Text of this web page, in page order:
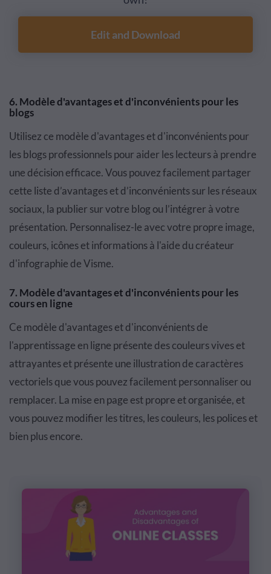
Edit and Download
6. Modèle d'avantages et d'inconvénients pour les
blogs
Utilisez ce modèle d'avantages et d'inconvénients pour
les blogs professionnels pour aider les lecteurs à prendre
une décision efficace. Vous pouvez facilement partager
cette liste d’avantages et d’inconvénients sur les réseaux
sociaux, la publier sur votre blog ou l’intégrer à votre
présentation. Personnalisez-le avec votre propre image,
couleurs, icônes et informations à l'aide du créateur
d'infographie de Visme.
7. Modèle d'avantages et d'inconvénients pour les
cours en ligne
Ce modèle d'avantages et d'inconvénients de
l'apprentissage en ligne présente des couleurs vives et
attrayantes et présente une illustration de caractères
vectoriels que vous pouvez facilement personnaliser ou
remplacer. La mise en page est propre et organisée, et
vous pouvez modifier les titres, les couleurs, les polices et
bien plus encore.